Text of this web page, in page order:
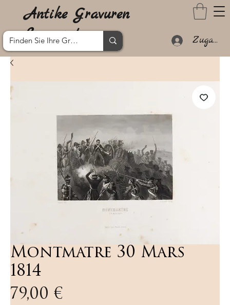
Antike Gravuren
Lanzarote
Zugang
Montmatre 30 Mars
1814
79,00 €